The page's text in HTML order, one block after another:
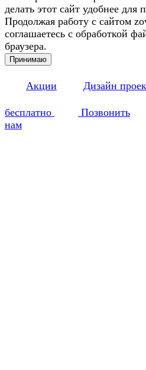
делать этот сайт удобнее для
Продолжая работу с сайтом
соглашаетесь с обработкой
браузера.
Принимаю
Акции Дизайн
бесплатно
Позвонить
нам